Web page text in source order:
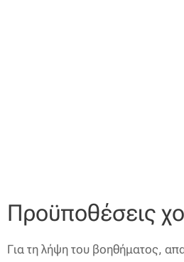
Προϋποθέσεις
Για τη λήψη του βοηθήματος,